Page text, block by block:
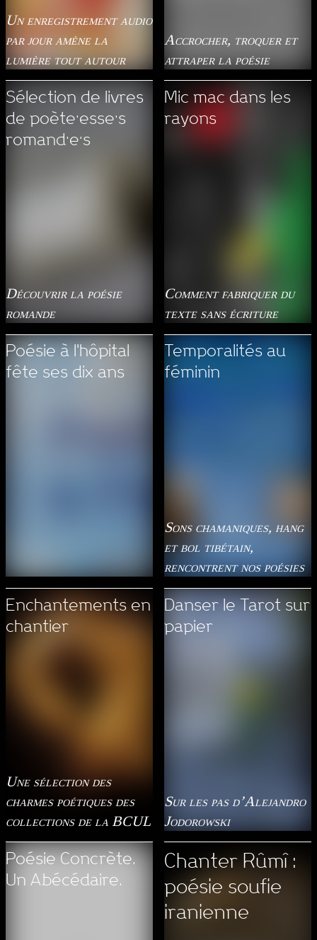
Un enregistrement audio
par jour amène la
lumière tout autour
Sélection de livres
de poète·esse·s
romand·e·s
Découvrir la poésie
romande
Poésie à l'hôpital
fête ses dix ans
Enchantements en
chantier
Une sélection des
charmes poétiques des
collections de la BCUL
Poésie Concrète.
Un Abécédaire.
Accrocher, troquer et
attraper la poésie
Mic mac dans les
rayons
Comment fabriquer du
texte sans écriture
Temporalités au
féminin
Sons chamaniques, hang
et bol tibétain,
rencontrent nos poésies
Danser le Tarot sur
papier
Sur les pas d’Alejandro
Jodorowski
Chanter Rûmî :
poésie soufie
iranienne